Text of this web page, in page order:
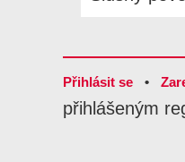
Přihlásit se •
přihlášeným